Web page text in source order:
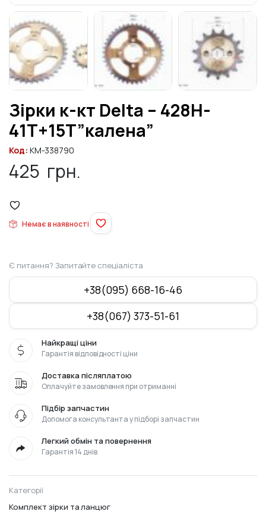
Зірки к-кт Delta – 428H-
41T+15T”калена”
Код: KM-338790
425 грн.
Немає в наявності
Є питання? Запитайте спеціаліста
+38(095) 668-16-46
+38(067) 373-51-61
Найкращі ціни
Гарантія відповідності ціни
Доставка післяплатою
Оплачуйте замовлення при отриманні
Підбір запчастин
Допомога консультанта у підборі запчастин
Легкий обмін та повернення
Гарантія 14 днів
Категорії
Комплект зірки та ланцюг